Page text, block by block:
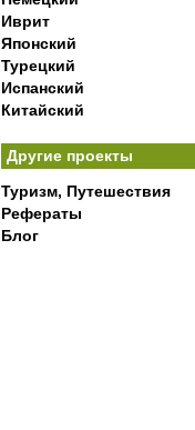
Иврит
Японский
Турецкий
Испанский
Китайский
Другие проекты
Туризм, Путешествия
Рефераты
Блог